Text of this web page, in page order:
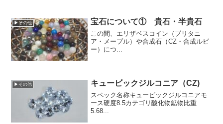
▶その他 宝石について① 貴石・半貴石
この間、エリザベスコイン（ブリタニ
ア・メープル）や合成石（CZ・合成ルビ
ー）につ...
▶その他 キュービックジルコニア（CZ)
スペック名称キュービックジルコニアモ
ース硬度8.5カテゴリ酸化物鉱物比重
5.68...